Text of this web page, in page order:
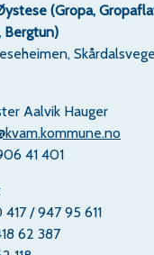
(Gropa,
Bergtun)
Aalvik Hauger
41 401
/ 947 95 611
62 387